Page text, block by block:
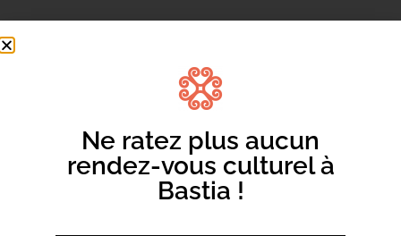
Chaque jeudi d’été, rejoignez le parvis de l’église San
Roccu et laissez vous emporter par le rythme du tango,
de la salsa, et de biens d’autres danses encore !
Ce jeudi c’est Danses de salon !
Ne ratez plus aucun
rendez-vous culturel à
Bastia !